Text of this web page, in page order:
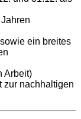
ein breites
Arbeit)
zur nachhaltigen